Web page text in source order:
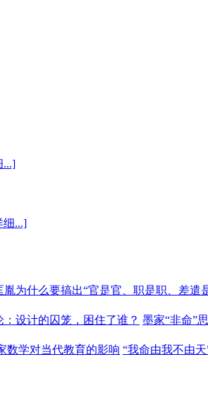
...]
细...]
胤为什么要搞出“官是官、职是职、差遣
：设计的囚笼，困住了谁？ 墨家“非命”
数学对当代教育的影响 “我命由我不由